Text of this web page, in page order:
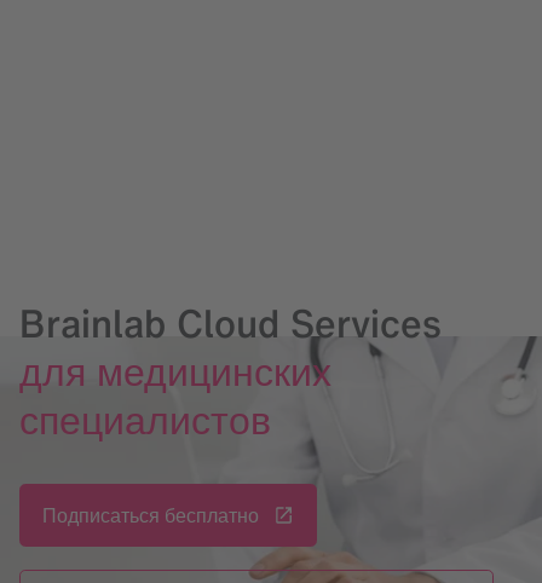
Brainlab Cloud Services
для медицинских
специалистов
Подписаться бесплатно